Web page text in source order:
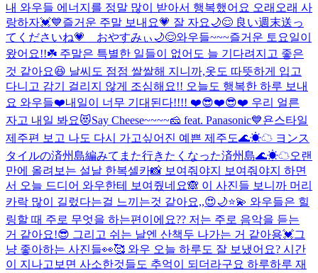
내 와우들 에너지를 정말 많이 받아서 행복했어요 오래오래 사
랑하자💓💙즐거운 주말 보내요💗 잘 자요🌙😌 良い週末送っ
てくださいね💗 おやすみぃ🌙😌와우들~~~즐거운 토요일이
왔어요!!☘️ 주말은 특별한 일들이 없어도 늘 기다려지고 좋은
것 같아요😆 날씨도 점점 쌀쌀해 지니까,옷도 따뜻하게 입고
다니고 감기 걸리지 않게 조심해요!! 오늘도 행복한 하루 보내
요 와우들❤️내일이 너무 기대된다!!!! ❤️😎❤️😎❤️ 우리 얼른
자고 내일 봐요😻Say Cheese~~~~🧀 feat. Panasonic💙욘스타일
제주편 보고 나도 다시 가고싶어진 예쁜 제주도🌊☀︎☁︎ ヨンス
タイルの済州島編みてまた行きたくなった済州島🌊☀︎☁︎오랜
만에 올려보는 설날 한복셀카📸 보여줘야지 보여줘야지 하면
서 오늘 드디어 와우한테 보여줬네요🙈 이 사진들 보니까 머리
카락 많이 길렀다는걸 느끼는것 같아요,,😍🌙⭐️💫 와우들은 힐
링할 때 주로 무엇을 하는편이에요?? 저는 주로 음악을 듣는
거 같아요!😎 그리고 쉬는 날엔 산책두 나가는 거 같아용💓그
냥 좋아하는 사진들👀🥰 와우 오늘 하루도 잘 보냈어요? 시간
이 지나고보면 사소한것들도 추억이 되더라구요 하루하루 재